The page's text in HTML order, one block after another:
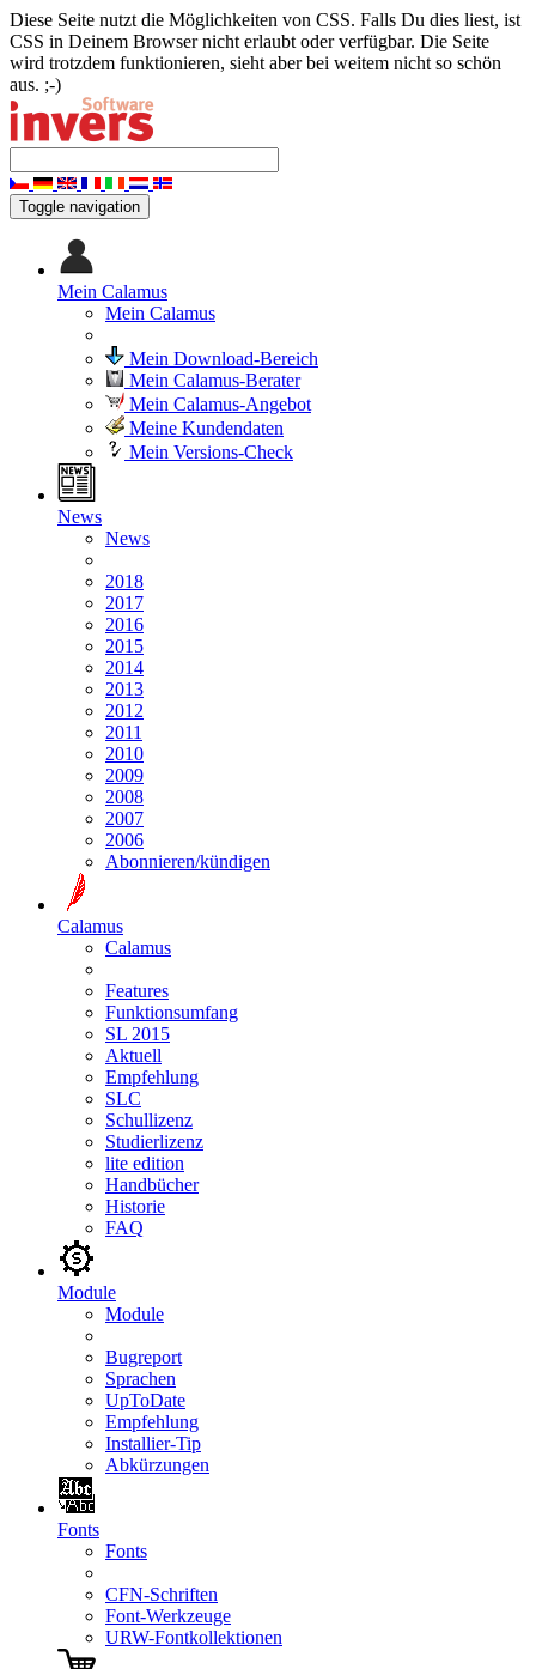
Diese Seite nutzt die Möglichkeiten von CSS. Falls Du dies liest, ist
CSS in Deinem Browser nicht erlaubt oder verfügbar. Die Seite
wird trotzdem funktionieren, sieht aber bei weitem nicht so schön
aus. ;-)
Toggle navigation
Mein Calamus
Mein Calamus
Mein Download-Bereich
Mein Calamus-Berater
Mein Calamus-Angebot
Meine Kundendaten
Mein Versions-Check
News
News
2018
2017
2016
2015
2014
2013
2012
2011
2010
2009
2008
2007
2006
Abonnieren/kündigen
Calamus
Calamus
Features
Funktionsumfang
SL 2015
Aktuell
Empfehlung
SLC
Schullizenz
Studierlizenz
lite edition
Handbücher
Historie
FAQ
Module
Module
Bugreport
Sprachen
UpToDate
Empfehlung
Installier-Tip
Abkürzungen
Fonts
Fonts
CFN-Schriften
Font-Werkzeuge
URW-Fontkollektionen